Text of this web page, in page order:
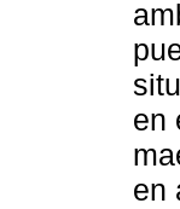
en
en